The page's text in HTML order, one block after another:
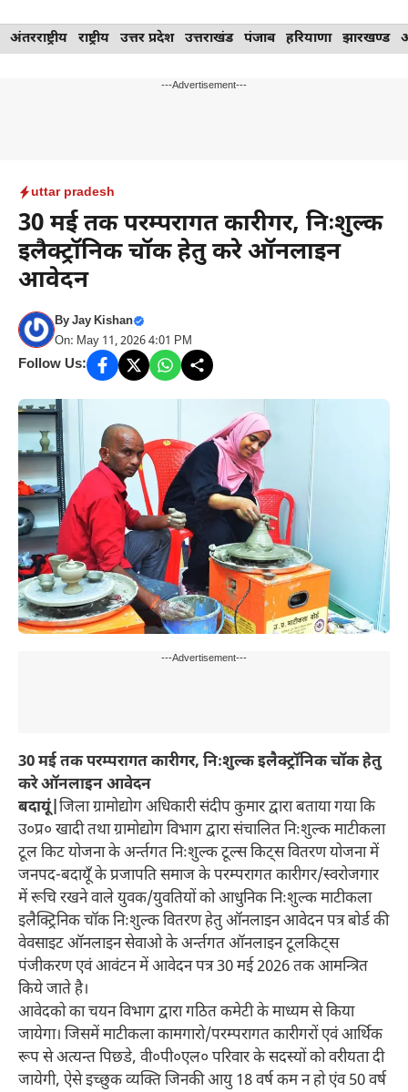
Skip
to
अंतरराष्ट्रीय राष्ट्रीय उत्तर प्रदेश उत्तराखंड पंजाब हरियाणा झारखण्ड
---Advertisement---
uttar pradesh
30 मई तक परम्परागत कारीगर, निःशुल्क
इलैक्ट्रॉनिक चॉक हेतु करे ऑनलाइन
आवेदन
ByJay Kishan
On: May 11, 2026 4:01 PM
Follow Us:
---Advertisement---
30 मई तक परम्परागत कारीगर, निःशुल्क इलैक्ट्रॉनिक चॉक हेतु
करे ऑनलाइन आवेदन
बदायूं| जिला ग्रामोद्योग अधिकारी संदीप कुमार द्वारा बताया गया कि
उ०प्र० खादी तथा ग्रामोद्योग विभाग द्वारा संचालित निःशुल्क माटीकला
टूल किट योजना के अर्न्तगत निःशुल्क टूल्स किट्स वितरण योजना में
जनपद-बदायूँ के प्रजापति समाज के परम्परागत कारीगर/स्वरोजगार
में रूचि रखने वाले युवक/युवतियों को आधुनिक निःशुल्क माटीकला
इलैक्ट्रिनिक चॉक निःशुल्क वितरण हेतु ऑनलाइन आवेदन पत्र बोर्ड की
वेवसाइट ऑनलाइन सेवाओ के अर्न्तगत ऑनलाइन टूलकिट्स
पंजीकरण एवं आवंटन में आवेदन पत्र 30 मई 2026 तक आमन्त्रित
किये जाते है।
आवेदको का चयन विभाग द्वारा गठित कमेटी के माध्यम से किया
जायेगा। जिसमें माटीकला कामगारो/परम्परागत कारीगरों एवं आर्थिक
रूप से अत्यन्त पिछडे, वी०पी०एल० परिवार के सदस्यों को वरीयता दी
जायेगी, ऐसे इच्छुक व्यक्ति जिनकी आयु 18 वर्ष कम न हो एंव 50 वर्ष